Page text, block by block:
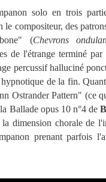
solo en trois
compositeur, des
(Chevrons
de l'étrange terminé
percussif halluciné
de la fin.
Ostrander Pattern" (ce
Ballade opus 10 n°4 de
dimension chorale de
prenant parfois